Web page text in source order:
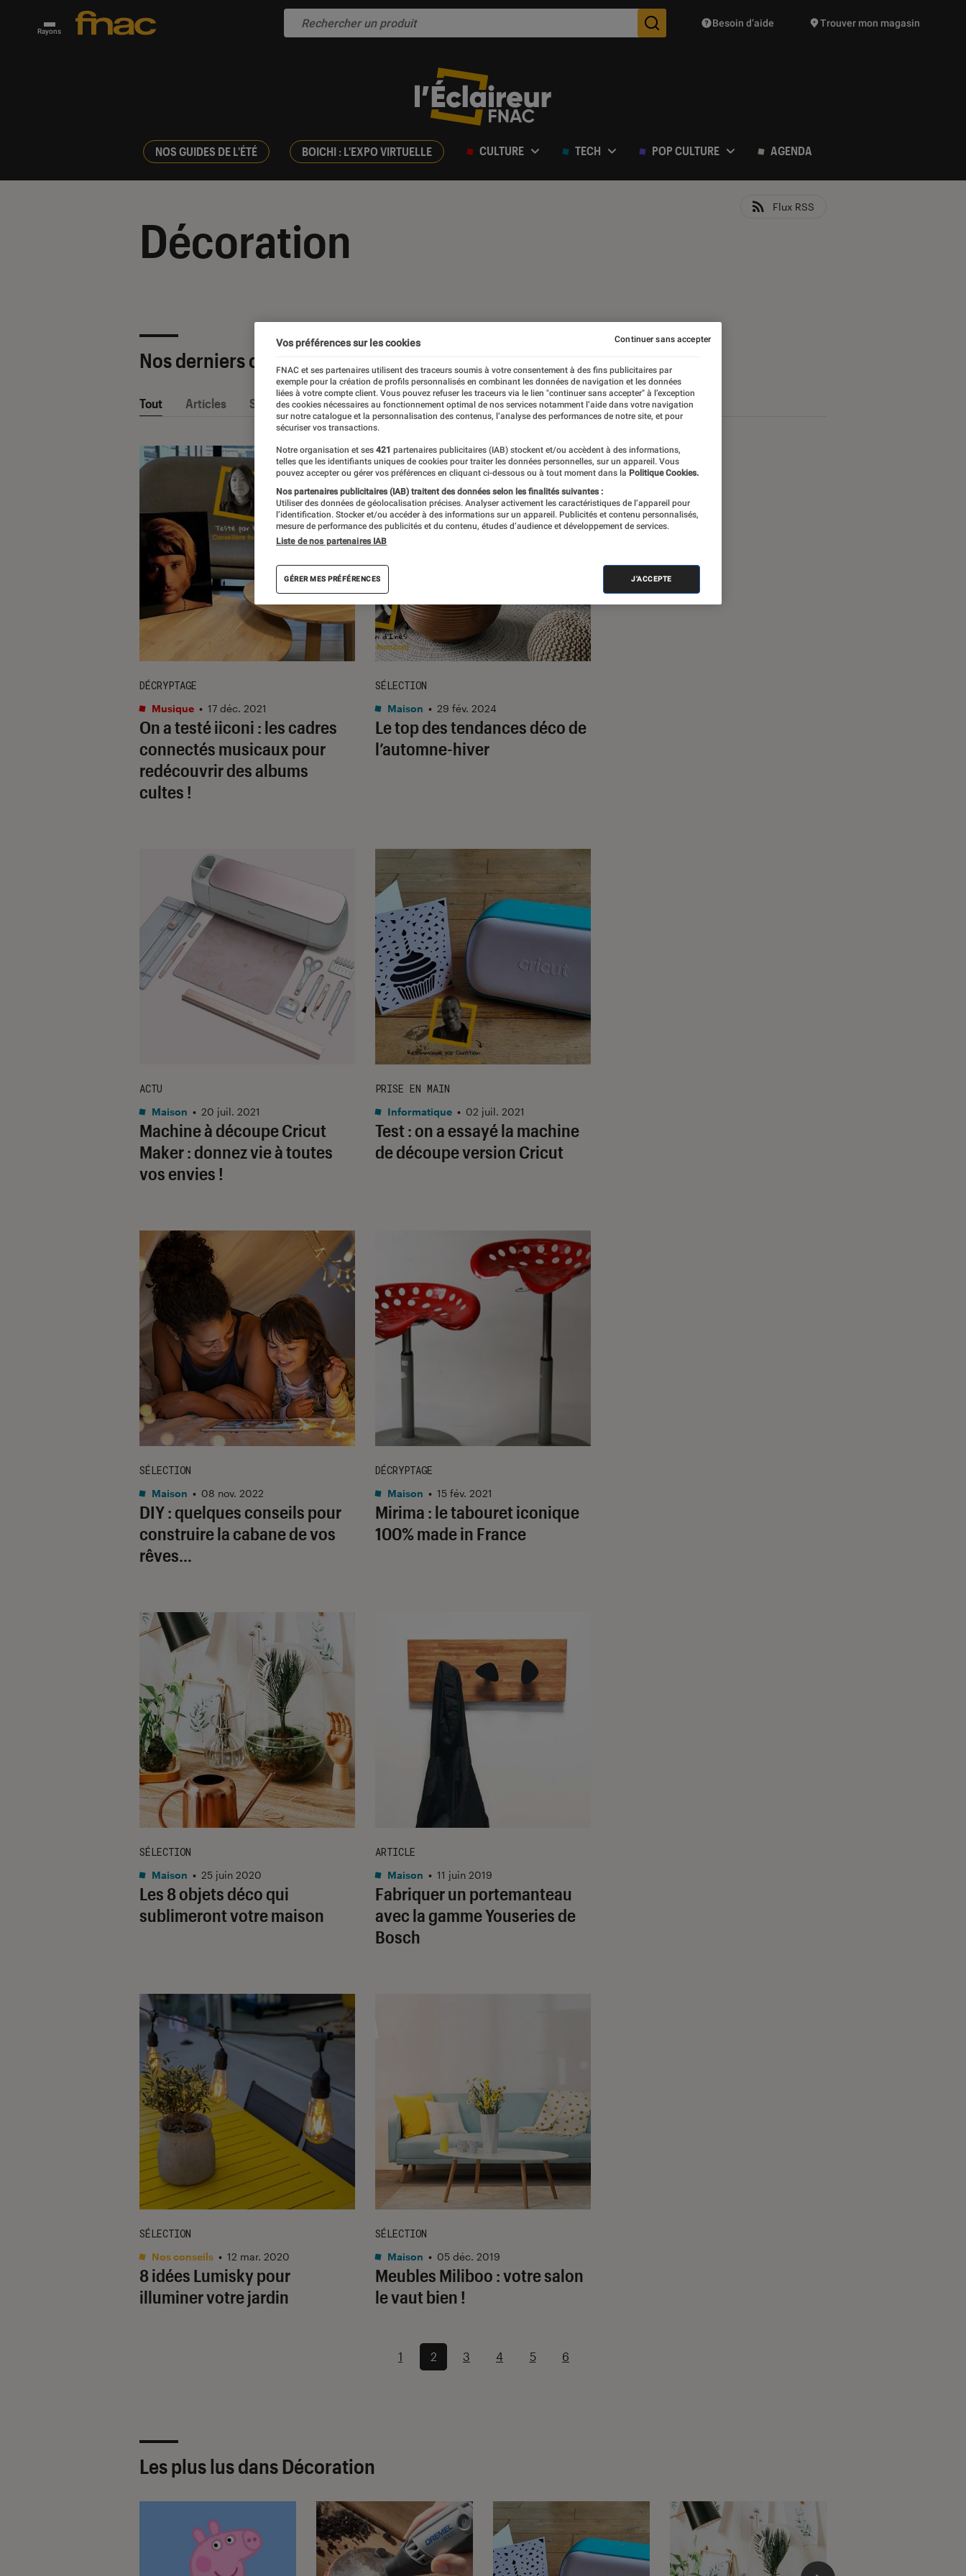
Rayons Des suggestions de produits vont vous être proposées
Besoin d’aide Trouver mon magasin
NOS GUIDES DE L'ÉTÉ BOICHI : L'EXPO VIRTUELLE CULTURE TECH POP CULTURE AGENDA
Décoration
Flux RSS
Nos derniers contenus
Tout Articles Sélections et guides Tests
On a testé iiconi : les cadres
connectés musicaux pour
redécouvrir des albums
cultes !
DÉCRYPTAGE
Musique • 17 déc. 2021
Le top des tendances déco de
l’automne-hiver
SÉLECTION
Maison • 29 fév. 2024
Machine à découpe Cricut
Maker : donnez vie à toutes
vos envies !
ACTU
Maison • 20 juil. 2021
Test : on a essayé la machine
de découpe version Cricut
PRISE EN MAIN
Informatique • 02 juil. 2021
DIY : quelques conseils pour
construire la cabane de vos
rêves…
SÉLECTION
Maison • 08 nov. 2022
Mirima : le tabouret iconique
100% made in France
DÉCRYPTAGE
Maison • 15 fév. 2021
Les 8 objets déco qui
sublimeront votre maison
SÉLECTION
Maison • 25 juin 2020
Fabriquer un portemanteau
avec la gamme Youseries de
Bosch
ARTICLE
Maison • 11 juin 2019
8 idées Lumisky pour
illuminer votre jardin
SÉLECTION
Nos conseils • 12 mar. 2020
Meubles Miliboo : votre salon
le vaut bien !
SÉLECTION
Maison • 05 déc. 2019
1 2 3 4 5 6
Les plus lus dans Décoration
Vos préférences sur les cookies
FNAC et ses partenaires utilisent des traceurs soumis à votre consentement à des fins publicitaires par
exemple pour la création de profils personnalisés en combinant les données de navigation et les données
liées à votre compte client. Vous pouvez refuser les traceurs via le lien "continuer sans accepter" à l’exception
des cookies nécessaires au fonctionnement optimal de nos services notamment l’aide dans votre navigation
sur notre catalogue et la personnalisation des contenus, l’analyse des performances de notre site, et pour
sécuriser vos transactions.
Notre organisation et ses 421 partenaires publicitaires (IAB) stockent et/ou accèdent à des informations,
telles que les identifiants uniques de cookies pour traiter les données personnelles, sur un appareil. Vous
pouvez accepter ou gérer vos préférences en cliquant ci-dessous ou à tout moment dans la Politique Cookies.
Nos partenaires publicitaires (IAB) traitent des données selon les finalités suivantes :
Utiliser des données de géolocalisation précises. Analyser activement les caractéristiques de l’appareil pour
l’identification. Stocker et/ou accéder à des informations sur un appareil. Publicités et contenu personnalisés,
mesure de performance des publicités et du contenu, études d’audience et développement de services.
Liste de nos partenaires IAB
GÉRER MES PRÉFÉRENCES J'ACCEPTE
Continuer sans accepter